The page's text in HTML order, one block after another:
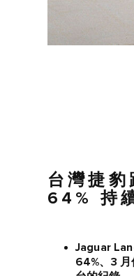
台灣捷
64% 持
Jaguar
64%、3